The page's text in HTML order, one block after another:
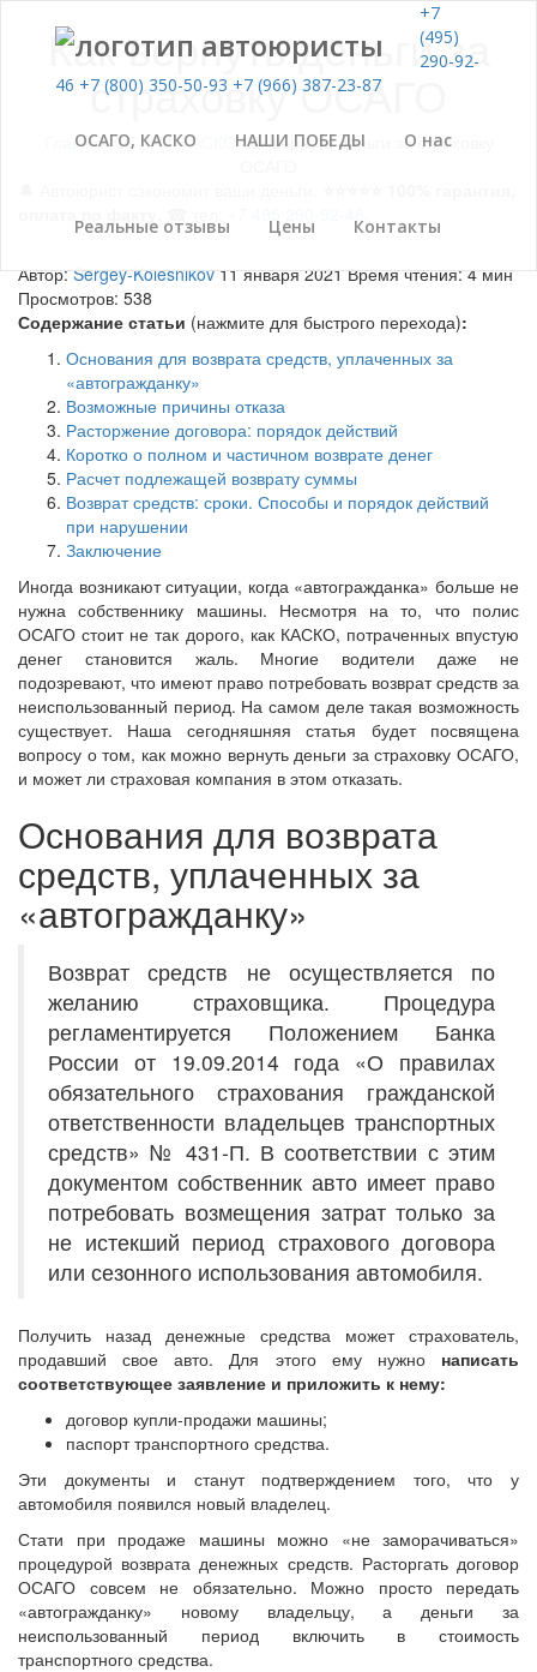
+7
(495)
290-92-
46 +7 (800) 350-50-93 +7 (966) 387-23-87
ОСАГО, КАСКО НАШИ ПОБЕДЫ О нас
Реальные отзывы Цены Контакты
Как вернуть деньги за
страховку ОСАГО
Главная ОСАГО, КАСКО
Как вернуть деньги за страховку
Автор:Sergey-Kolesnikov 11 января 2021 Время чтения: 4 мин
Просмотров: 538
Содержание статьи (нажмите для быстрого перехода):
Основания для возврата средств, уплаченных за
«автогражданку»
Возможные причины отказа
Расторжение договора: порядок действий
Коротко о полном и частичном возврате денег
Расчет подлежащей возврату суммы
Возврат средств: сроки. Способы и порядок действий
при нарушении
Заключение
Иногда возникают ситуации, когда «автогражданка» больше не
нужна собственнику машины. Несмотря на то, что полис
ОСАГО стоит не так дорого, как КАСКО, потраченных впустую
денег становится жаль. Многие водители даже не
подозревают, что имеют право потребовать возврат средств за
неиспользованный период. На самом деле такая возможность
существует. Наша сегодняшняя статья будет посвящена
вопросу о том, как можно вернуть деньги за страховку ОСАГО,
и может ли страховая компания в этом отказать.
Основания для возврата
средств, уплаченных за
«автогражданку»
Возврат средств не осуществляется по
желанию страховщика. Процедура
регламентируется Положением Банка
России от 19.09.2014 года «О правилах
обязательного страхования гражданской
ответственности владельцев транспортных
средств» № 431-П. В соответствии с этим
документом собственник авто имеет право
потребовать возмещения затрат только за
не истекший период страхового договора
или сезонного использования автомобиля.
Получить назад денежные средства может страхователь,
продавший свое авто. Для этого ему нужно написать
соответствующее заявление и приложить к нему:
договор купли-продажи машины;
паспорт транспортного средства.
Эти документы и станут подтверждением того, что у
автомобиля появился новый владелец.
Стати при продаже машины можно «не заморачиваться»
процедурой возврата денежных средств. Расторгать договор
ОСАГО совсем не обязательно. Можно просто передать
«автогражданку» новому владельцу, а деньги за
неиспользованный период включить в стоимость
транспортного средства.